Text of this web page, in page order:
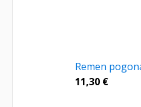
Remen
11,30 €